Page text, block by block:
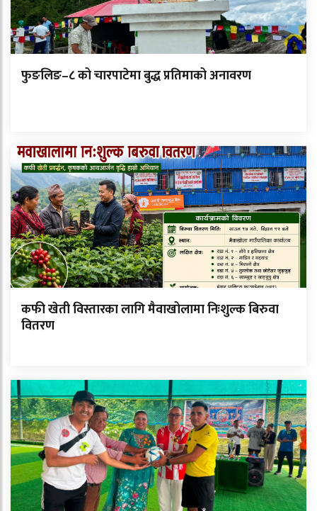
फुङलिङ–८ को चारपाटेमा बुद्ध प्रतिमाको अनावरण
कफी खेती विस्तारका लागि मैवाखोलामा निःशुल्क बिरुवा
वितरण